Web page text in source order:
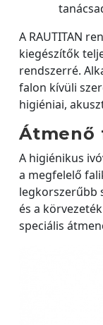
A RAUTITAN
kiegészítők
rendszerré.
falon kívüli
higiéniai,
Átmenő
A higiénikus
a megfelelő
legkorszerűbb
és a
speciális